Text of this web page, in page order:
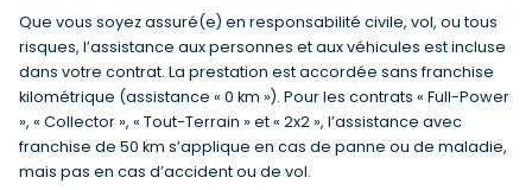
Que vous soyez assuré(e) en responsabilité civile, vol, ou tous
risques, l’assistance aux personnes et aux véhicules est incluse
dans votre contrat. La prestation est accordée sans franchise
kilométrique (assistance « 0 km »). Pour les contrats « Full-Power
», « Collector », « Tout-Terrain » et « 2x2 », l’assistance avec
franchise de 50 km s’applique en cas de panne ou de maladie,
mais pas en cas d’accident ou de vol.